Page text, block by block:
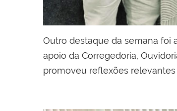
Outro destaque da semana foi
apoio da Corregedoria,
promoveu reflexões